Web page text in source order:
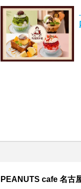
PEANUTS cafe 名古